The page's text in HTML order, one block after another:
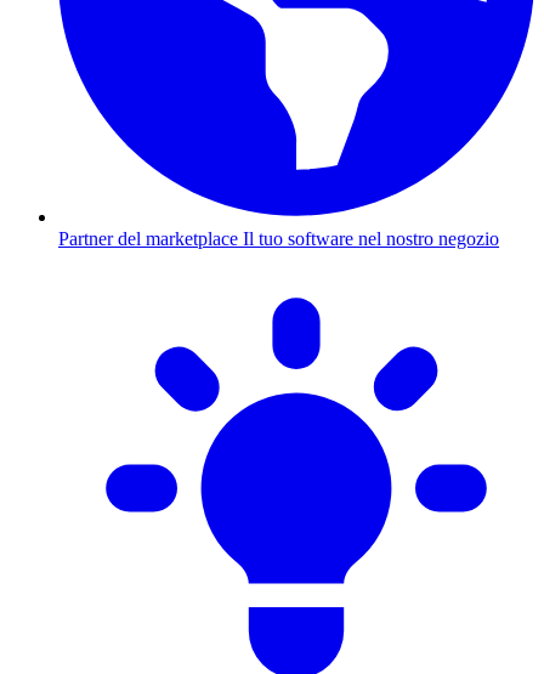
Partner del marketplace Il tuo software nel nostro negozio